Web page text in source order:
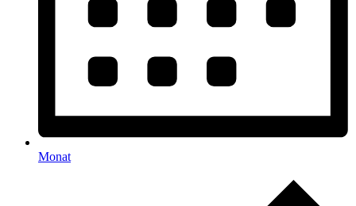
Monat